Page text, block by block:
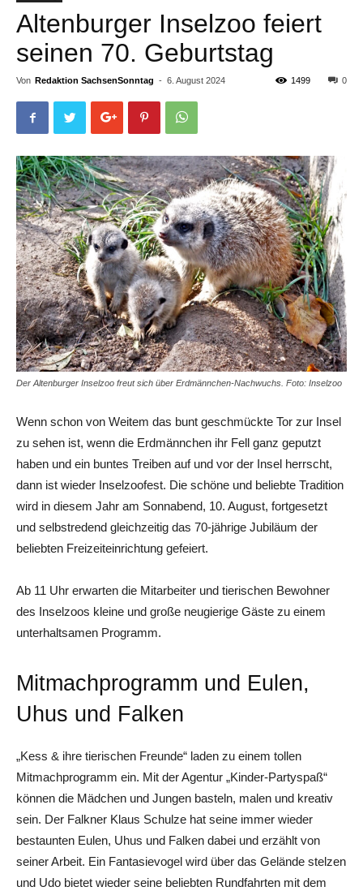
Altenburger Inselzoo feiert
seinen 70. Geburtstag
Von Redaktion SachsenSonntag - 6. August 2024 0
1499
Der Altenburger Inselzoo freut sich über Erdmännchen-Nachwuchs. Foto: Inselzoo
Wenn schon von Weitem das bunt geschmückte Tor zur Insel
zu sehen ist, wenn die Erdmännchen ihr Fell ganz geputzt
haben und ein buntes Treiben auf und vor der Insel herrscht,
dann ist wieder Inselzoofest. Die schöne und beliebte Tradition
wird in diesem Jahr am Sonnabend, 10. August, fortgesetzt
und selbstredend gleichzeitig das 70-jährige Jubiläum der
beliebten Freizeiteinrichtung gefeiert.
Ab 11 Uhr erwarten die Mitarbeiter und tierischen Bewohner
des Inselzoos kleine und große neugierige Gäste zu einem
unterhaltsamen Programm.
Mitmachprogramm und Eulen,
Uhus und Falken
„Kess & ihre tierischen Freunde“ laden zu einem tollen
Mitmachprogramm ein. Mit der Agentur „Kinder-Partyspaß“
können die Mädchen und Jungen basteln, malen und kreativ
sein. Der Falkner Klaus Schulze hat seine immer wieder
bestaunten Eulen, Uhus und Falken dabei und erzählt von
seiner Arbeit. Ein Fantasievogel wird über das Gelände stelzen
und Udo bietet wieder seine beliebten Rundfahrten mit dem